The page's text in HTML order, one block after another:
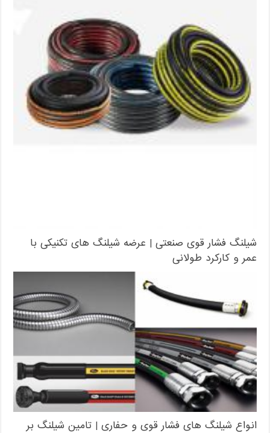
شیلنگ فشار قوی صنعتی | عرضه شیلنگ های تکنیکی با
عمر و کارکرد طولانی
انواع شیلنگ های فشار قوی و حفاری | تامین شیلنگ بر